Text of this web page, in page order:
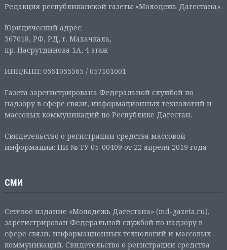
Редакция республиканской газеты «Молодежь Дагестана».
Юридический адрес:
367018, РФ, РД, г. Махачкала,
пр. Насрутдинова 1А, 4 этаж
ИНН/КПП: 0561055365 / 057101001
Газета зарегистрирована Федеральной службой по
надзору в сфере связи, информационных технологий и
массовых коммуникаций по Республике Дагестан.
Свидетельство о регистрации средства массовой
информации: ПИ № ТУ 05-00409 от 22 апреля 2019 года
СМИ
Сетевое издание «Молодежь Дагестана» (md-gazeta.ru),
зарегистрирован Федеральной службой по надзору в
сфере связи, информационных технологий и массовых
коммуникаций. Свидетельство о регистрации средства